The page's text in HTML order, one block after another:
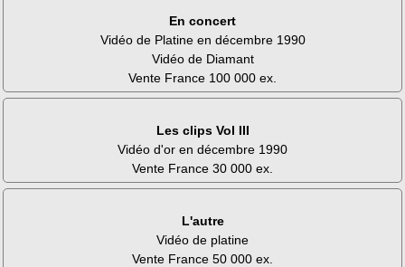
En concert
Vidéo de Platine en décembre 1990
Vidéo de Diamant
Vente France 100 000 ex.
Les clips Vol III
Vidéo d'or en décembre 1990
Vente France 30 000 ex.
L'autre
Vidéo de platine
Vente France 50 000 ex.